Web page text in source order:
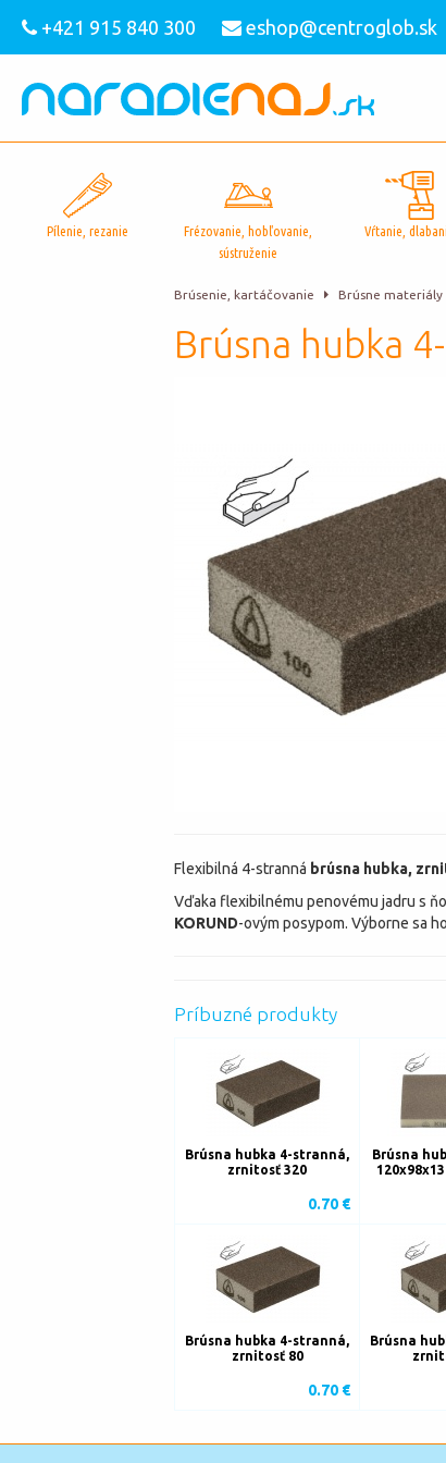
+421 915 840 300 eshop@centroglob.sk
Pílenie, rezanie
Frézovanie, hobľovanie,
sústruženie
Vŕtanie,
Brúsenie, kartáčovanie Brúsne materiály
Brúsna hubka
Flexibilná 4-stranná brúsna hubka,
Vďaka flexibilnému penovému jadru s
KORUND-ovým posypom. Výborne sa
Príbuzné produkty
Brúsna hubka 4-stranná,
zrnitosť 320
0.70 €
Brúsna
Brúsna hubka 4-stranná,
zrnitosť 80
0.70 €
Brúsna